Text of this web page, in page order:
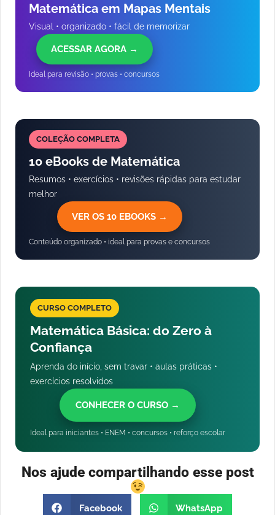
Matemática em Mapas Mentais
Visual • organizado • fácil de memorizar
ACESSAR AGORA →
Ideal para revisão • provas • concursos
COLEÇÃO COMPLETA
10 eBooks de Matemática
Resumos • exercícios • revisões rápidas para estudar
melhor
VER OS 10 EBOOKS →
Conteúdo organizado • ideal para provas e concursos
CURSO COMPLETO
Matemática Básica: do Zero à
Confiança
Aprenda do início, sem travar • aulas práticas •
exercícios resolvidos
CONHECER O CURSO →
Ideal para iniciantes • ENEM • concursos • reforço escolar
Nos ajude compartilhando esse post
Facebook WhatsApp